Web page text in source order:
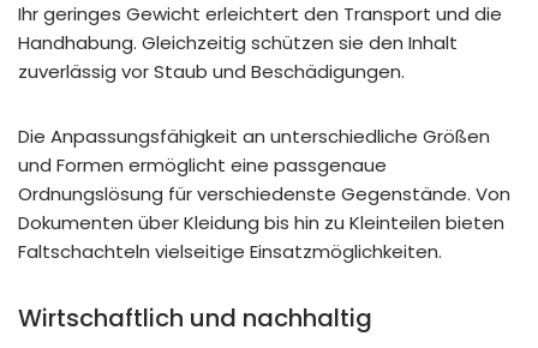
Ihr geringes Gewicht erleichtert den Transport und die
Handhabung. Gleichzeitig schützen sie den Inhalt
zuverlässig vor Staub und Beschädigungen.
Die Anpassungsfähigkeit an unterschiedliche Größen
und Formen ermöglicht eine passgenaue
Ordnungslösung für verschiedenste Gegenstände. Von
Dokumenten über Kleidung bis hin zu Kleinteilen bieten
Faltschachteln vielseitige Einsatzmöglichkeiten.
Wirtschaftlich und nachhaltig